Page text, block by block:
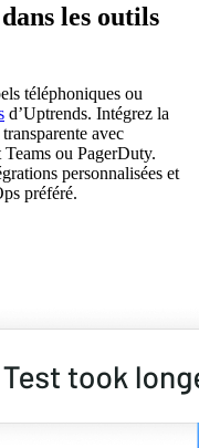
les outils
téléphoniques ou
d’Uptrends. Intégrez la
avec
ou PagerDuty.
personnalisées et
préféré.